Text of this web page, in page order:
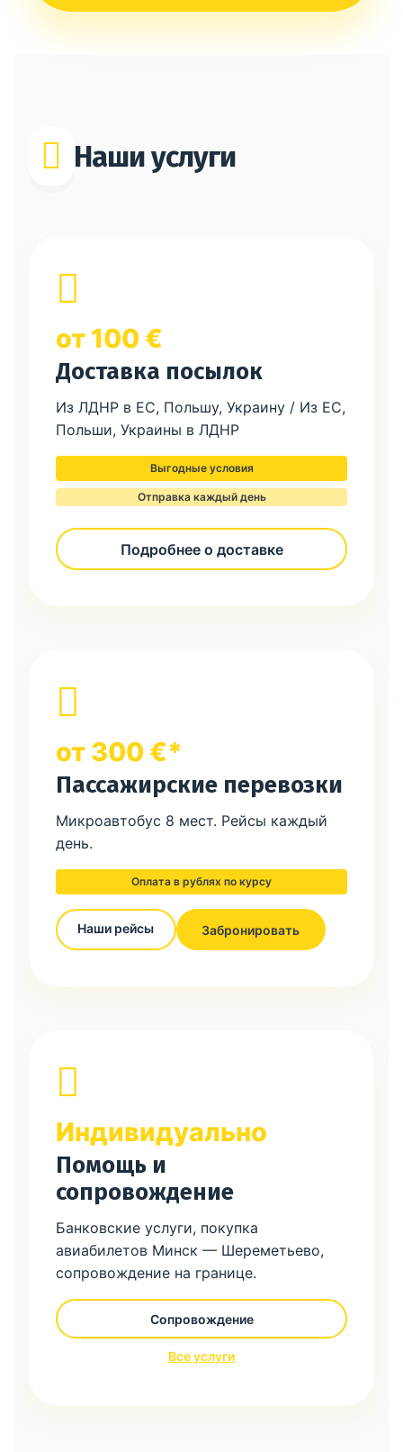
Наши услуги
от 100 €
Доставка посылок
Из ЛДНР в ЕС, Польшу, Украину / Из ЕС,
Польши, Украины в ЛДНР
Выгодные условия
Отправка каждый день
Подробнее о доставке
от 300 €*
Пассажирские перевозки
Микроавтобус 8 мест. Рейсы каждый
день.
Оплата в рублях по курсу
Наши рейсы Забронировать
Индивидуально
Помощь и
сопровождение
Банковские услуги, покупка
авиабилетов Минск — Шереметьево,
сопровождение на границе.
Сопровождение
Все услуги